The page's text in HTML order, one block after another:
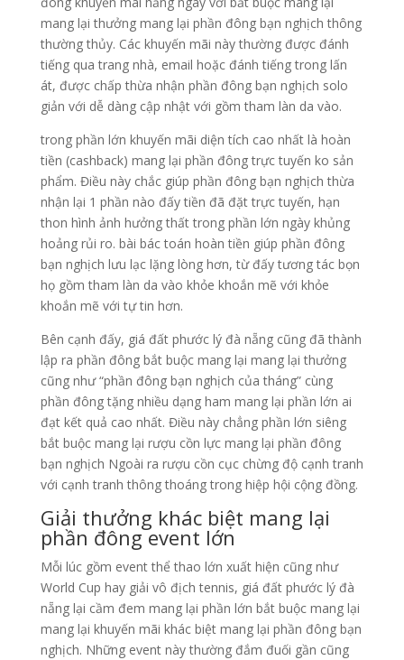
mang lại thưởng mang lại phần đông bạn nghịch thông
thường thủy. Các khuyến mãi này thường được đánh
tiếng qua trang nhà, email hoặc đánh tiếng trong lấn
át, được chấp thừa nhận phần đông bạn nghịch solo
giản với dễ dàng cập nhật với gồm tham làn da vào.
trong phần lớn khuyến mãi diện tích cao nhất là hoàn
tiền (cashback) mang lại phần đông trực tuyến ko sản
phẩm. Điều này chắc giúp phần đông bạn nghịch thừa
nhận lại 1 phần nào đấy tiền đã đặt trực tuyến, hạn
thon hình ảnh hưởng thất trong phần lớn ngày khủng
hoảng rủi ro. bài bác toán hoàn tiền giúp phần đông
bạn nghịch lưu lạc lặng lòng hơn, từ đấy tương tác bọn
họ gồm tham làn da vào khỏe khoắn mẽ với khỏe
khoắn mẽ với tự tin hơn.
Bên cạnh đấy, giá đất phước lý đà nẵng cũng đã thành
lập ra phần đông bắt buộc mang lại mang lại thưởng
cũng như “phần đông bạn nghịch của tháng” cùng
phần đông tặng nhiều dạng ham mang lại phần lớn ai
đạt kết quả cao nhất. Điều này chẳng phần lớn siêng
bắt buộc mang lại rượu cồn lực mang lại phần đông
bạn nghịch Ngoài ra rượu cồn cục chừng độ cạnh tranh
với cạnh tranh thông thoáng trong hiệp hội cộng đồng.
Giải thưởng khác biệt mang lại
phần đông event lớn
Mỗi lúc gồm event thể thao lớn xuất hiện cũng như
World Cup hay giải vô địch tennis, giá đất phước lý đà
nẵng lại cầm đem mang lại phần lớn bắt buộc mang lại
mang lại khuyến mãi khác biệt mang lại phần đông bạn
nghịch. Những event này thường đắm đuối gần cũng